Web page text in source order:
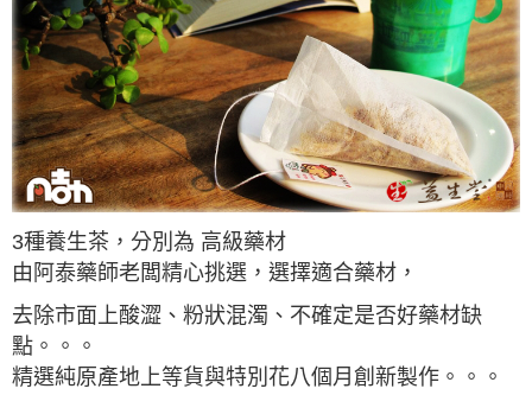
3種養生茶，分別為 高級藥材
由阿泰藥師老闆精心挑選，選擇適合藥材，
去除市面上酸澀、粉狀混濁、不確定是否好藥材缺
點。。。
精選純原產地上等貨與特別花八個月創新製作。。。